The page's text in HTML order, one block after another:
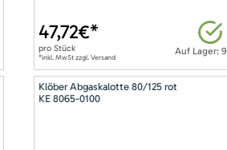
Auf Lager: 9
47,72€*
pro Stück
*inkl. MwSt zzgl. Versand
Klöber Abgaskalotte 80/125 rot
KE 8065-0100